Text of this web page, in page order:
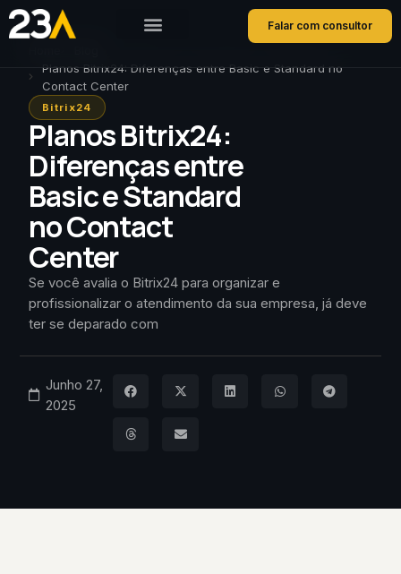
Falar com consultor
Planos Bitrix24: Diferenças entre Basic e Standard no
Contact Center
Bitrix24
Planos Bitrix24:
Diferenças entre
Basic e Standard
no Contact
Center
Se você avalia o Bitrix24 para organizar e
profissionalizar o atendimento da sua empresa, já deve
ter se deparado com
Junho 27,
2025